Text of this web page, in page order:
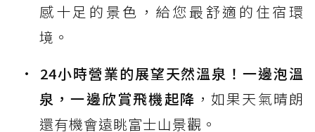
感十足的景色，給您最舒適的住宿環
境。
24小時營業的展望天然溫泉！一邊泡溫
泉，一邊欣賞飛機起降 ，如果天氣晴朗
還有機會遠眺富士山景觀。